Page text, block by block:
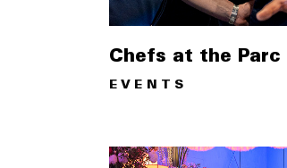
Chefs at the Parc
EVENTS